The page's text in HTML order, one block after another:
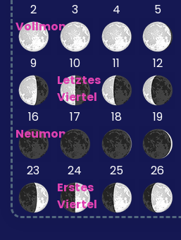
2
Vollmond
3 4 5
9
10
Letztes
Viertel
11 12
16
Neumond
17 18 19
23
24
Erstes
Viertel
25 26